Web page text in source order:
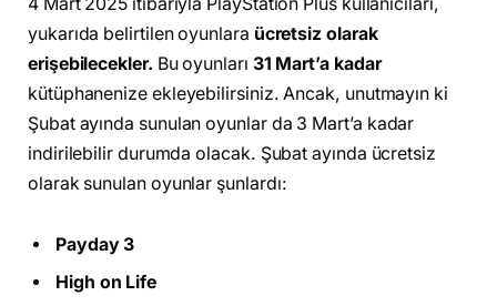
yukarıda belirtilen oyunlara ücretsiz olarak
erişebilecekler. Bu oyunları 31 Mart’a kadar
kütüphanenize ekleyebilirsiniz. Ancak, unutmayın ki
Şubat ayında sunulan oyunlar da 3 Mart’a kadar
indirilebilir durumda olacak. Şubat ayında ücretsiz
olarak sunulan oyunlar şunlardı:
Payday 3
High on Life